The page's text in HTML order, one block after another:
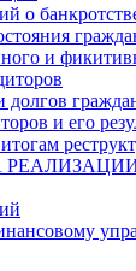
о
и
долгов
и его